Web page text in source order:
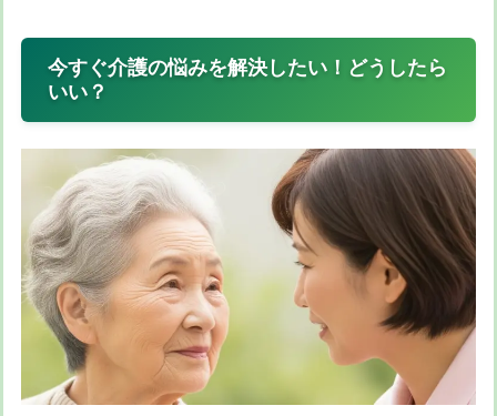
今すぐ介護の悩みを解決したい！どうしたら
いい？